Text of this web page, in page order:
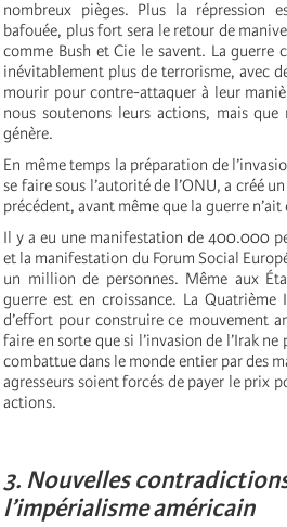
nombreux pièges. Plus la répression
bafouée, plus fort sera le retour de
comme Bush et Cie le savent. La
inévitablement plus de terrorisme, avec
mourir pour contre-attaquer à leur
nous soutenons leurs actions, mais
génère.
En même temps la préparation de
se faire sous l’autorité de l’ONU, a créé
précédent, avant même que la guerre n’ait
Il y a eu une manifestation de 400.000
et la manifestation du Forum Social
un million de personnes. Même aux
guerre est en croissance. La
d’effort pour construire ce mouvement
faire en sorte que si l’invasion de l’Irak
combattue dans le monde entier par des
agresseurs soient forcés de payer le prix
actions.
3. Nouvelles
l’impérialisme américain